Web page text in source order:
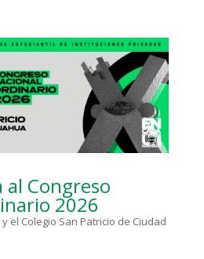
Congreso
2026
y el Colegio San Patricio de Ciudad